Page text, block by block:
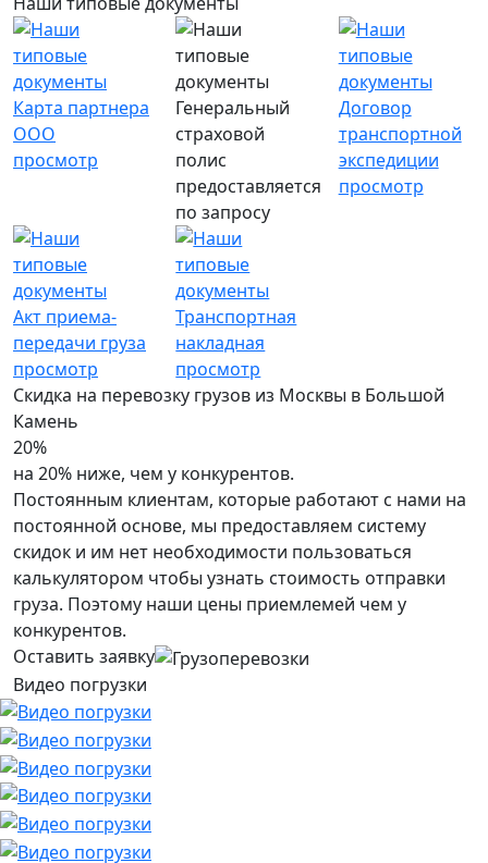
Карта партнера
ООО
просмотр
Генеральный
страховой
полис
предоставляется
по запросу
Договор
транспортной
экспедиции
просмотр
Акт приема-
передачи груза
просмотр
Транспортная
накладная
просмотр
Скидка на перевозку грузов из Москвы в Большой
Камень
20%
на 20% ниже, чем у конкурентов.
Постоянным клиентам, которые работают с нами на
постоянной основе, мы предоставляем систему
скидок и им нет необходимости пользоваться
калькулятором чтобы узнать стоимость отправки
груза. Поэтому наши цены приемлемей чем у
конкурентов.
Оставить заявку
Видео погрузки